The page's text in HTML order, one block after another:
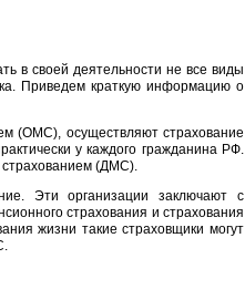
в своей деятельности не все виды
Приведем краткую информацию о
(ОМС), осуществляют страхование
у каждого гражданина РФ.
страхованием (ДМС).
Эти организации заключают с
страхования и страхования
жизни такие страховщики могут